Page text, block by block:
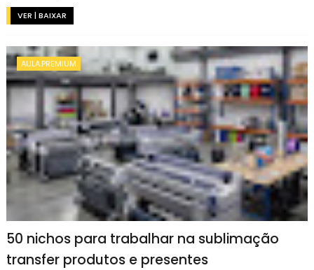
VER | BAIXAR
AULA.PREMIUM
50 nichos para trabalhar na sublimação
transfer produtos e presentes